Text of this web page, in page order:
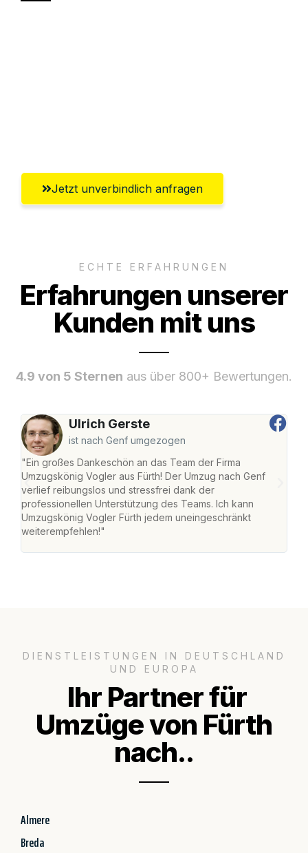
Jetzt unverbindlich anfragen
ECHTE ERFAHRUNGEN
Erfahrungen unserer
Kunden mit uns
4.9 von 5 Sternen aus über 800+ Bewertungen.
Ulrich Gerste
ist nach Genf umgezogen
"Ein großes Dankeschön an das Team der Firma
Umzugskönig Vogler aus Fürth! Der Umzug nach Genf
verlief reibungslos und stressfrei dank der
professionellen Unterstützung des Teams. Ich kann
Umzugskönig Vogler Fürth jedem uneingeschränkt
weiterempfehlen!"
DIENSTLEISTUNGEN IN DEUTSCHLAND
UND EUROPA
Ihr Partner für
Umzüge von Fürth
nach..
Almere
Breda